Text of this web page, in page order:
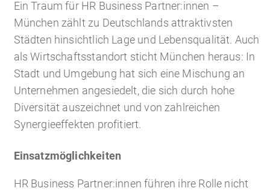
Ein Traum für HR Business Partner:innen –
München zählt zu Deutschlands attraktivsten
Städten hinsichtlich Lage und Lebensqualität. Auch
als Wirtschaftsstandort sticht München heraus: In
Stadt und Umgebung hat sich eine Mischung an
Unternehmen angesiedelt, die sich durch hohe
Diversität auszeichnet und von zahlreichen
Synergieeffekten profitiert.
Einsatzmöglichkeiten
HR Business Partner:innen führen ihre Rolle nicht